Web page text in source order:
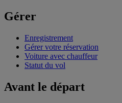
Gérer
Enregistrement
Gérer votre réservation
Voiture avec chauffeur
Statut du vol
Avant le départ